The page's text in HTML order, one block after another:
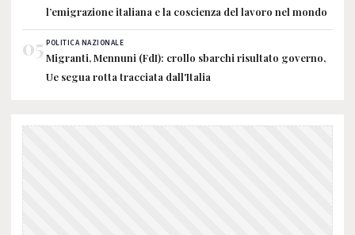
l’emigrazione italiana e la coscienza del lavoro nel mondo
05 POLITICA NAZIONALE
Migranti, Mennuni (FdI): crollo sbarchi risultato governo,
Ue segua rotta tracciata dall'Italia